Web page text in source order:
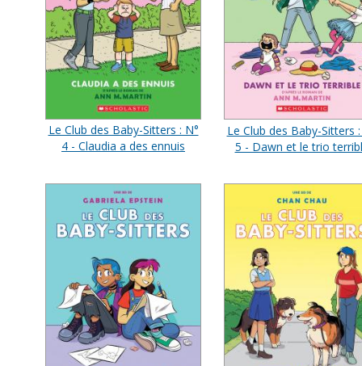
Le Club des Baby-Sitters : N°
4 - Claudia a des ennuis
Le Club des Baby-Sitters
5 - Dawn et le trio